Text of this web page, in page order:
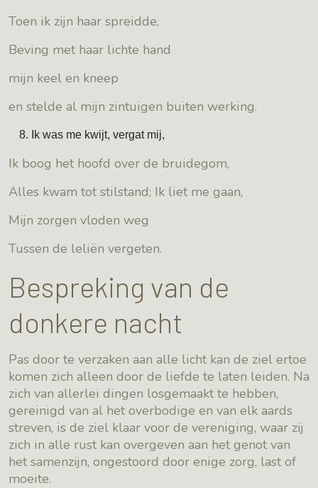
Toen ik zijn haar spreidde,
Beving met haar lichte hand
mijn keel en kneep
en stelde al mijn zintuigen buiten werking.
Ik was me kwijt, vergat mij,
Ik boog het hoofd over de bruidegom,
Alles kwam tot stilstand; Ik liet me gaan,
Mijn zorgen vloden weg
Tussen de leliën vergeten.
Bespreking van de
donkere nacht
Pas door te verzaken aan alle licht kan de ziel ertoe
komen zich alleen door de liefde te laten leiden. Na
zich van allerlei dingen losgemaakt te hebben,
gereinigd van al het overbodige en van elk aards
streven, is de ziel klaar voor de vereniging, waar zij
zich in alle rust kan overgeven aan het genot van
het samenzijn, ongestoord door enige zorg, last of
moeite.